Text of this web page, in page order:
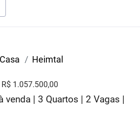
Casa Heimtal
R$ 1.057.500,00
venda | 3 Quartos | 2 Vagas |